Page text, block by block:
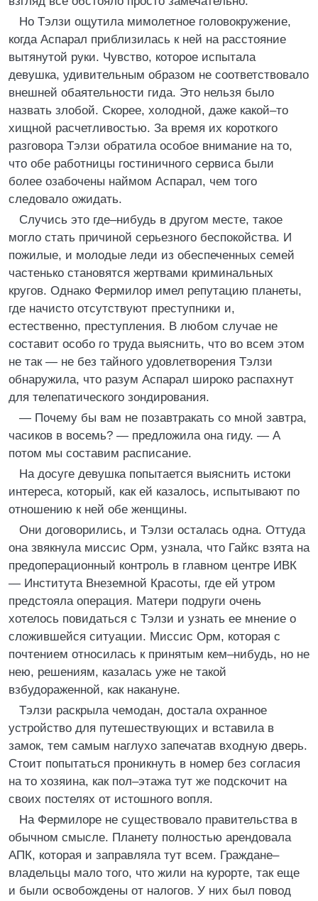
Но Тэлзи ощутила мимолетное головокружение,
когда Аспарал приблизилась к ней на расстояние
вытянутой руки. Чувство, которое испытала
девушка, удивительным образом не соответствовало
внешней обаятельности гида. Это нельзя было
назвать злобой. Скорее, холодной, даже какой–то
хищной расчетливостью. За время их короткого
разговора Тэлзи обратила особое внимание на то,
что обе работницы гостиничного сервиса были
более озабочены наймом Аспарал, чем того
следовало ожидать.
Случись это где–нибудь в другом месте, такое
могло стать причиной серьезного беспокойства. И
пожилые, и молодые леди из обеспеченных семей
частенько становятся жертвами криминальных
кругов. Однако Фермилор имел репутацию планеты,
где начисто отсутствуют преступники и,
естественно, преступления. В любом случае не
составит особо го труда выяснить, что во всем этом
не так — не без тайного удовлетворения Тэлзи
обнаружила, что разум Аспарал широко распахнут
для телепатического зондирования.
— Почему бы вам не позавтракать со мной завтра,
часиков в восемь? — предложила она гиду. — А
потом мы составим расписание.
На досуге девушка попытается выяснить истоки
интереса, который, как ей казалось, испытывают по
отношению к ней обе женщины.
Они договорились, и Тэлзи осталась одна. Оттуда
она звякнула миссис Орм, узнала, что Гайкс взята на
предоперационный контроль в главном центре ИВК
— Института Внеземной Красоты, где ей утром
предстояла операция. Матери подруги очень
хотелось повидаться с Тэлзи и узнать ее мнение о
сложившейся ситуации. Миссис Орм, которая с
почтением относилась к принятым кем–нибудь, но не
нею, решениям, казалась уже не такой
взбудораженной, как накануне.
Тэлзи раскрыла чемодан, достала охранное
устройство для путешествующих и вставила в
замок, тем самым наглухо запечатав входную дверь.
Стоит попытаться проникнуть в номер без согласия
на то хозяина, как пол–этажа тут же подскочит на
своих постелях от истошного вопля.
На Фермилоре не существовало правительства в
обычном смысле. Планету полностью арендовала
АПК, которая и заправляла тут всем. Граждане–
владельцы мало того, что жили на курорте, так еще
и были освобождены от налогов. У них был повод